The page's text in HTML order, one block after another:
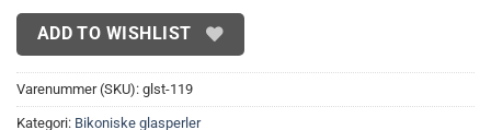
ADD TO WISHLIST
Varenummer (SKU): glst-119
Kategori: Bikoniske glasperler